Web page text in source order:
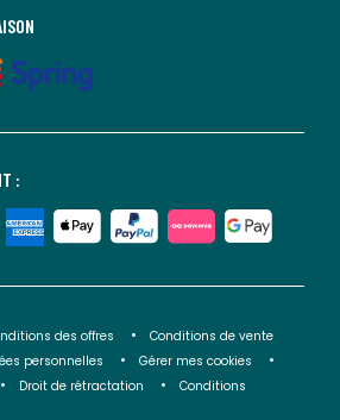
:
des offres
Conditions de vente
personnelles
Gérer mes cookies
Droit de rétractation
Conditions